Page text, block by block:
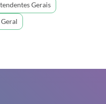
Gerais